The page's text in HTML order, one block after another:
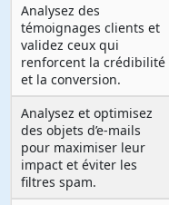
Analysez des
témoignages clients et
validez ceux qui
renforcent la crédibilité
et la conversion.
Analysez et optimisez
des objets d’e-mails
pour maximiser leur
impact et éviter les
filtres spam.